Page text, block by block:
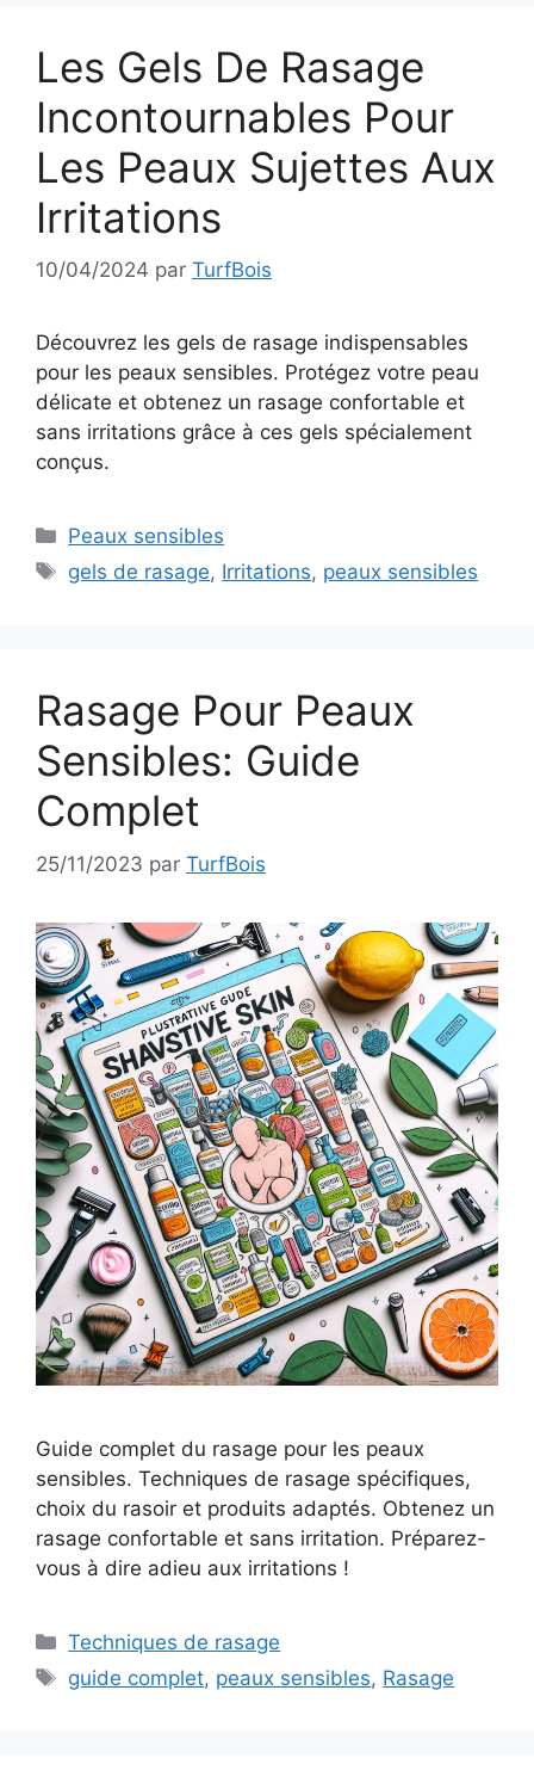
Les Gels De Rasage
Incontournables Pour
Les Peaux Sujettes Aux
Irritations
10/04/2024 par TurfBois
Découvrez les gels de rasage indispensables
pour les peaux sensibles. Protégez votre peau
délicate et obtenez un rasage confortable et
sans irritations grâce à ces gels spécialement
conçus.
Catégories
Peaux sensibles
Étiquettes
gels de rasage, Irritations, peaux sensibles
Rasage Pour Peaux
Sensibles: Guide
Complet
25/11/2023 par TurfBois
Guide complet du rasage pour les peaux
sensibles. Techniques de rasage spécifiques,
choix du rasoir et produits adaptés. Obtenez un
rasage confortable et sans irritation. Préparez-
vous à dire adieu aux irritations !
Catégories
Techniques de rasage
Étiquettes
guide complet, peaux sensibles, Rasage